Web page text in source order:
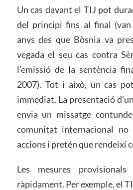
Un cas davant el TIJ pot
del principi fins al final (van
anys des que Bòsnia va
vegada el seu cas contra
l’emissió de la sentència
2007). Tot i això, un cas
immediat. La presentació
envia un missatge
comunitat internacional no
accions i pretén que rendeixi
Les mesures
ràpidament. Per exemple, el